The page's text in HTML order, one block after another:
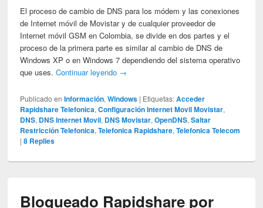
El proceso de cambio de DNS para los módem y las conexiones
de Internet móvil de Movistar y de cualquier proveedor de
Internet móvil GSM en Colombia, se divide en dos partes y el
proceso de la primera parte es similar al cambio de DNS de
Windows XP o en Windows 7 dependiendo del sistema operativo
que uses.Continuar leyendo →
Publicado en Información,Windows | Etiquetas: Acceder
Rapidshare Telefonica,Configuración Internet Movil Movistar,
DNS, DNS Internet Movil, DNS Movistar,OpenDNS,Saltar
Restricción Telefonica,Telefonica Rapidshare,Telefonica Telecom
|8 Replies
Bloqueado Rapidshare por